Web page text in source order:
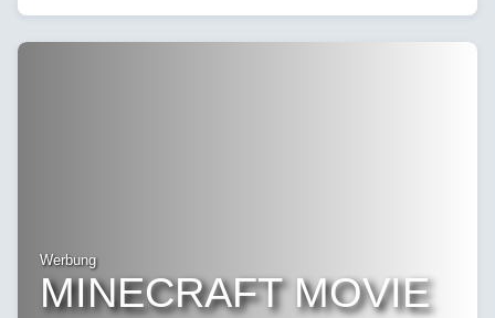
Werbung
MINECRAFT MOVIE